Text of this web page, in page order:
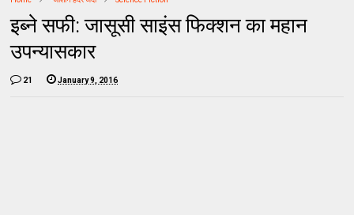
इब्ने सफी: जासूसी साइंस फिक्शन का महान
उपन्यासकार
21 January 9, 2016